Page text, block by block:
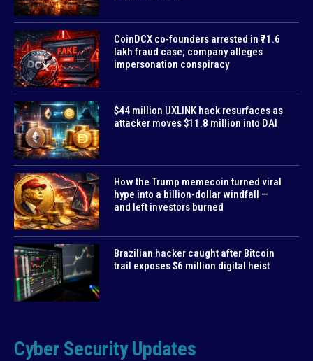
CoinDCX co-founders arrested in ₹71.6
lakh fraud case; company alleges
impersonation conspiracy
$44 million UXLINK hack resurfaces as
attacker moves $11.8 million into DAI
How the Trump memecoin turned viral
hype into a billion-dollar windfall —
and left investors burned
Brazilian hacker caught after Bitcoin
trail exposes $6 million digital heist
Cyber Security Updates